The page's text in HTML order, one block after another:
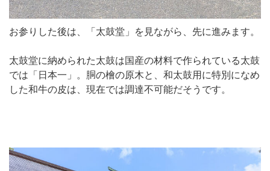
お参りした後は、「太鼓堂」を見ながら、先に進みます。
太鼓堂に納められた太鼓は国産の材料で作られている太鼓
では「日本一」。胴の檜の原木と、和太鼓用に特別になめ
した和牛の皮は、現在では調達不可能だそうです。